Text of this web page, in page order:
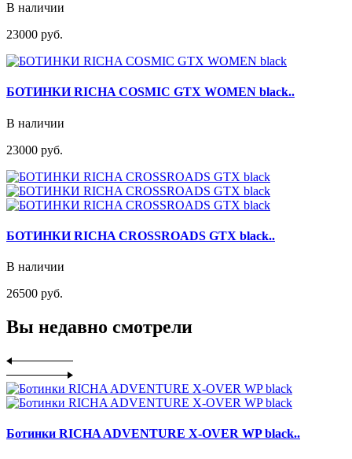
В наличии
23000 руб.
БОТИНКИ RICHA COSMIC GTX WOMEN black..
В наличии
23000 руб.
БОТИНКИ RICHA CROSSROADS GTX black..
В наличии
26500 руб.
Вы недавно смотрели
Ботинки RICHA ADVENTURE X-OVER WP black..